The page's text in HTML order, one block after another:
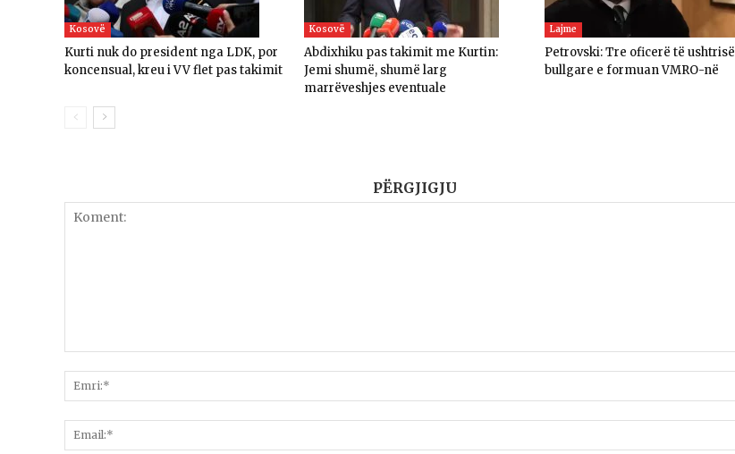
Kosovë
Kurti nuk do president nga LDK, por
koncensual, kreu i VV flet pas takimit
Kosovë
Abdixhiku pas takimit me Kurtin:
Jemi shumë, shumë larg
marrëveshjes eventuale
Lajme
Petrovski: Tre oficerë të ushtrisë
bullgare e formuan VMRO-në
PËRGJIGJU